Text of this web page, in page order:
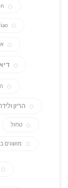
הריון
טחול
מושגים